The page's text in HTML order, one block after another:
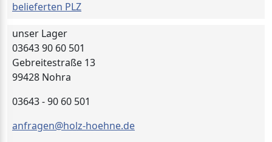
belieferten PLZ
unser Lager
03643 90 60 501
Gebreitestraße 13
99428 Nohra
03643 - 90 60 501
anfragen@holz-hoehne.de